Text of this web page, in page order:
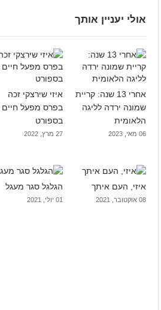
אולי יעניין אותך
אחרי 13 שנה: קריית
שמונה ירדה לליגה
הלאומית
06 מאי, 2023
איזי שירצקי זכה
בפרס מפעל חיים
בספורט
27 מרץ, 2022
איזי, העם איתך
08 אוקטובר, 2021
הגלגל סגר מעגל
01 יולי, 2021